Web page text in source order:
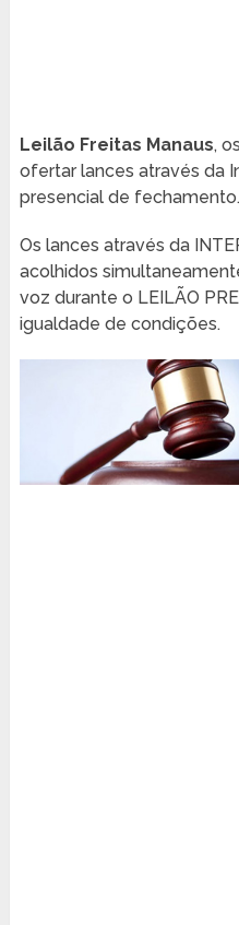
Leilão Freitas Manaus,
ofertar lances através da
presencial de fechamento.
Os lances através da
acolhidos
voz durante o LEILÃO
igualdade de condições.